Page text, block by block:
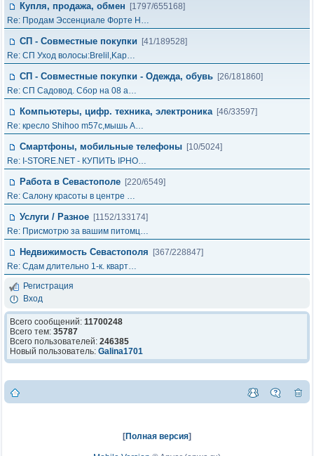
Купля, продажа, обмен
[1797/655168]
Re: Продам Эссенциале Форте Н…
СП - Совместные покупки
[41/189528]
Re: СП Уход волосы:Brelil,Kap…
СП - Совместные покупки - Одежда, обувь [26/181860]
Re: СП Садовод. Сбор на 08 а…
Компьютеры, цифр. техника, электроника [46/33597]
Re: кресло Shihoo m57c,мышь A…
Смартфоны, мобильные телефоны [10/5024]
Re: I-STORE.NET - КУПИТЬ IPHO…
Работа в Севастополе [220/6549]
Re: Салону красоты в центре …
Услуги / Разное [1152/133174]
Re: Присмотрю за вашим питомц…
Недвижимость Севастополя
[367/228847]
Re: Сдам длительно 1-к. кварт…
Регистрация
Вход
Всего сообщений: 11700248
Всего тем: 35787
Всего пользователей: 246385
Новый пользователь: Galina1701
[Полная версия]